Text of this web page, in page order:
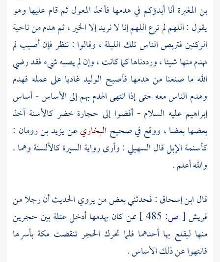
بن المغيرة أنا أبدؤكم في هدمها فأخذ المعول ثم قام عليها وهو
يقول : اللهم لم ترع اللهم إنا لا نريد إلا الخير ، ثم هدم من ناحية
الركنين فتربص الناس تلك الليلة ، وقالوا : ننظر فإن أصيب لم
نهدم منها شيئا ، ورددناها كما كانت ، وإن لم يصبه شيء فقد رضي
الله ما صنعنا من هدمها فأصبح الوليدغاديا على عمله فهدم
وهدم الناس معه حتى إذا انتهى الهدم بهم إلى الأساس - أساس
إبراهيم عليه السلام - أفضوا إلى حجارة خضر كالأسنة آخذ
بعضها بعضا ، ووقع في صحيح البخاريعنيزيد بن رومان :
كأسنمة الإبل قالالسهيلي: وأرى رواية السيرة كالألسنة وهما .
والله أعلم .
قالابن إسحاق: فحدثني بعض من يروي الحديث أن رجلا من
قريش[ ص:
ممن كان يهدمها أدخل عتلة بين حجرين
منها ليقلع بها أحدهما فلما تحرك الحجر تنقضت مكة بأسرها
فانتهوا عن ذلك الأساس .